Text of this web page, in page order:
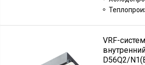
VRF-
D56Q2/